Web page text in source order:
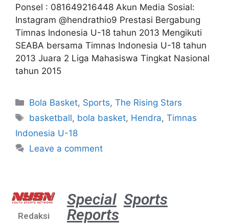
Ponsel : 081649216448 Akun Media Sosial:
Instagram @hendrathio9 Prestasi Bergabung
Timnas Indonesia U-18 tahun 2013 Mengikuti
SEABA bersama Timnas Indonesia U-18 tahun
2013 Juara 2 Liga Mahasiswa Tingkat Nasional
tahun 2015
Bola Basket, Sports,The Rising Stars
basketball, bola basket, Hendra,Timnas
Indonesia U-18
Leave a comment
Redaksi
Special
Reports
Sports